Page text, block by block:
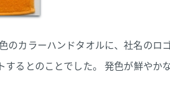
のカラーハンドタオルに、社名のロ
するとのことでした。 発色が鮮やか